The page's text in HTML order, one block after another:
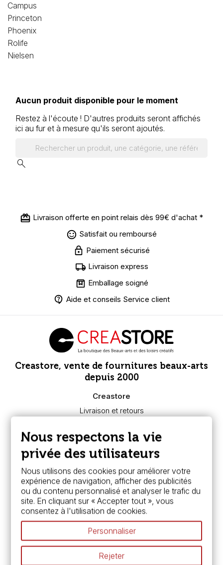
Campus
Princeton
Phoenix
Rolife
Nielsen
Aucun produit disponible pour le moment
Restez à l'écoute ! D'autres produits seront affichés
ici au fur et à mesure qu'ils seront ajoutés.
search
Livraison offerte en point relais dès 99€ d'achat *
Satisfait ou remboursé
Paiement sécurisé
Livraison express
Emballage soigné
Aide et conseils Service client
Creastore, vente de fournitures beaux-arts
depuis 2000
Creastore
Livraison et retours
Paiement sécurisé
FAQ
Boutique à Angers
Services
Carte fidélité & avantages
Chèque cadeau, bon cadeaux
Devis & bon de commande
Pass culture - mode d'emploi
Nos promotions en cours
Espace conseils
L’aquarelle en tubes ou en godets ?
Nous respectons la vie
privée des utilisateurs
Nous utilisons des cookies pour améliorer votre
expérience de navigation, afficher des publicités
ou du contenu personnalisé et analyser le trafic du
site. En cliquant sur « Accepter tout », vous
consentez à l'utilisation de cookies.
Personnaliser
Rejeter